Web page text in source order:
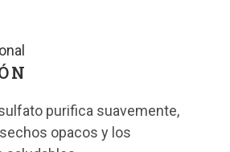
purifica suavemente,
opacos y los